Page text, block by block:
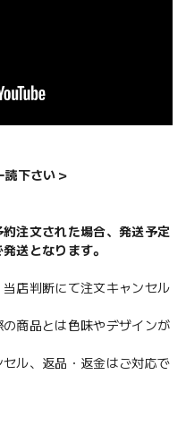
読下さい＞
注文された場合、発送予定
送となります。
店判断にて注文キャンセル
商品とは色味やデザインが
ル、返品・返金はご対応で